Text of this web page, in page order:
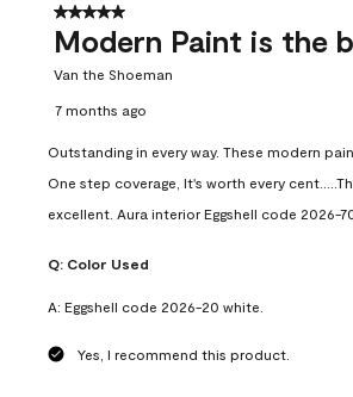
5 out of 5 stars.
Modern Paint is the
Van the Shoeman
7 months ago
Outstanding in every way. These modern
One step coverage, It's worth every
excellent. Aura interior Eggshell code 2026-
Q: Color Used
A: Eggshell code 2026-20 white.
Yes, I recommend this product.